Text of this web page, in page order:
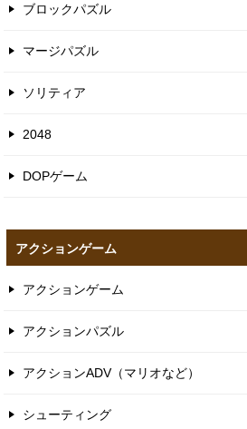
ブロックパズル
マージパズル
ソリティア
2048
DOPゲーム
アクションゲーム
アクションゲーム
アクションパズル
アクションADV（マリオなど）
シューティング